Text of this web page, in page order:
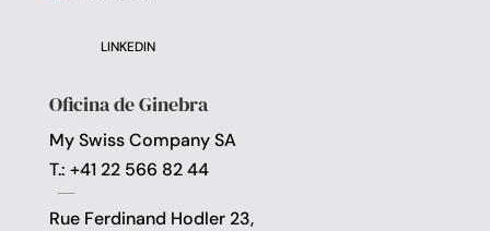
LINKEDIN
Oficina de Ginebra
My Swiss Company SA
T.: +41 22 566 82 44
Rue Ferdinand Hodler 23,